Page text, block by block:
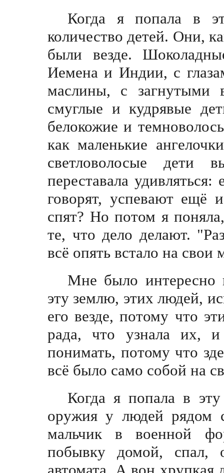
Когда я попала в
количество детей. Они,
были везде.
Иeмена и Индии, с
маслины, с загнутыми
смуглые и кудрявые
белокожие и
как маленькие
светловолосые дети
переставала
говорят, успевают ещё
спят? Но потом я
те, что дело делают.
всё опять встало на
Мне было интересно
эту землю, этих людей,
его везде, потому что
рада, что узнала их,
понимать, потому что
всё было само собой на
Когда я попала в
оружия у людей рядом
мальчик в военной
побывку домой, спал,